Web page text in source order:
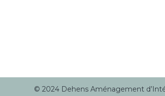
© 2024 Dehens Aménagement